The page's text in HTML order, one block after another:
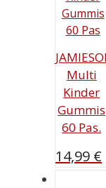
Multi
Kinder
Gummis
60 Pas.
14,99 €